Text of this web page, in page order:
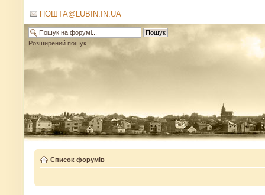
ПОШТА@LUBIN.IN.UA
Розширений пошук
Список форумів